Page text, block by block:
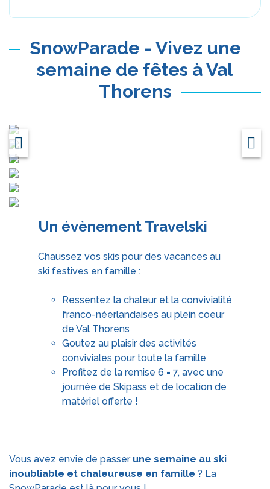
SnowParade - Vivez une
semaine de fêtes à Val
Thorens
Un évènement Travelski
Chaussez vos skis pour des vacances au
ski festives en famille :
Ressentez la chaleur et la convivialité
franco-néerlandaises au plein coeur
de Val Thorens
Goutez au plaisir des activités
conviviales pour toute la famille
Profitez de la remise 6 = 7, avec une
journée de Skipass et de location de
matériel offerte !
Vous avez envie de passerune semaine au ski
inoubliable et chaleureuse en famille ? La